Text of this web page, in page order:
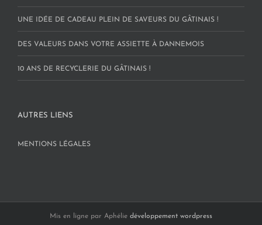
UNE IDÉE DE CADEAU PLEIN DE SAVEURS DU GÂTINAIS !
DES VALEURS DANS VOTRE ASSIETTE À DANNEMOIS
10 ANS DE RECYCLERIE DU GÂTINAIS !
AUTRES LIENS
MENTIONS LÉGALES
Mis en ligne par Aphélie développement wordpress